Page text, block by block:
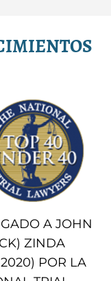
A JOHN
ZINDA
POR LA